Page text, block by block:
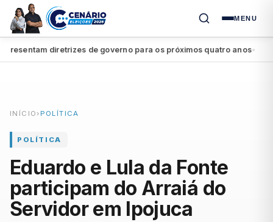
MENU
diretrizes de governo para os próximos quatro anos● João
INÍCIO › POLÍTICA
POLÍTICA
Eduardo e Lula da Fonte
participam do Arraiá do
Servidor em Ipojuca